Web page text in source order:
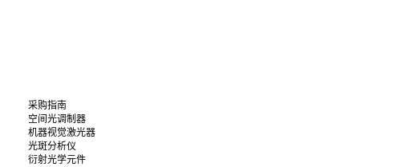
采购指南
空间光调制器
机器视觉激光器
光斑分析仪
衍射光学元件